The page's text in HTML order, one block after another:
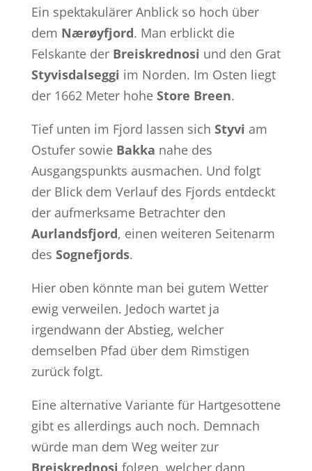
Ein spektakulärer Anblick so hoch über
dem Nærøyfjord. Man erblickt die
Felskante der Breiskrednosi und den Grat
Styvisdalseggi im Norden. Im Osten liegt
der 1662 Meter hohe Store Breen.
Tief unten im Fjord lassen sich Styvi am
Ostufer sowie Bakka nahe des
Ausgangspunkts ausmachen. Und folgt
der Blick dem Verlauf des Fjords entdeckt
der aufmerksame Betrachter den
Aurlandsfjord, einen weiteren Seitenarm
des Sognefjords.
Hier oben könnte man bei gutem Wetter
ewig verweilen. Jedoch wartet ja
irgendwann der Abstieg, welcher
demselben Pfad über dem Rimstigen
zurück folgt.
Eine alternative Variante für Hartgesottene
gibt es allerdings auch noch. Demnach
würde man dem Weg weiter zur
Breiskrednosi folgen, welcher dann